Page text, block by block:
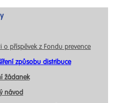
příspěvek z Fondu prevence
způsobu distribuce
žádanek
návod